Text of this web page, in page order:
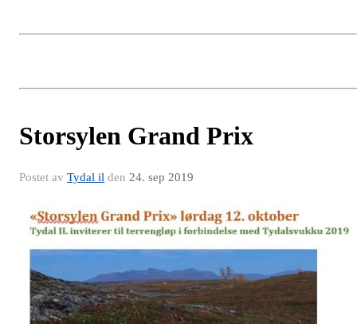
Storsylen Grand Prix
Postet av Tydal il den 24. sep 2019